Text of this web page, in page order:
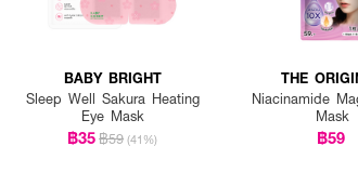
BABY BRIGHT
Sleep Well Sakura Heating
Eye Mask
฿35฿59 (41%)
THE
Niacinamide
Mask
฿59